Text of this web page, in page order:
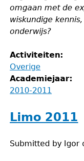
omgaan met de
wiskundige
onderwijs?
Activiteiten:
Overige
Academiejaar:
2010-2011
Limo 2011
Submitted by Igor